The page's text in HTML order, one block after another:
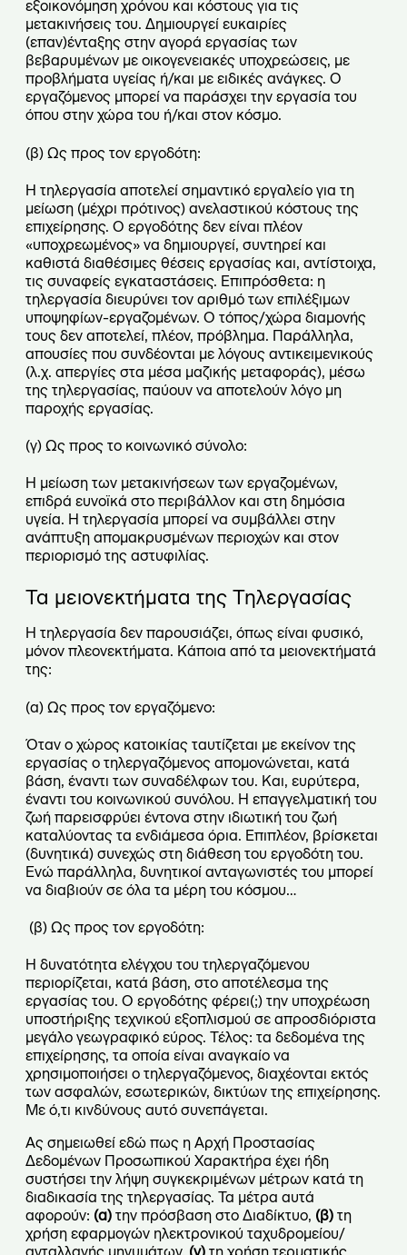
εξοικονόμηση χρόνου και κόστους για τις
μετακινήσεις του. Δημιουργεί ευκαιρίες
(επαν)ένταξης στην αγορά εργασίας των
βεβαρυμένων με οικογενειακές υποχρεώσεις, με
προβλήματα υγείας ή/και με ειδικές ανάγκες. Ο
εργαζόμενος μπορεί να παράσχει την εργασία του
όπου στην χώρα του ή/και στον κόσμο.
(β) Ως προς τον εργοδότη:
Η τηλεργασία αποτελεί σημαντικό εργαλείο για τη
μείωση (μέχρι πρότινος) ανελαστικού κόστους της
επιχείρησης. Ο εργοδότης δεν είναι πλέον
«υποχρεωμένος» να δημιουργεί, συντηρεί και
καθιστά διαθέσιμες θέσεις εργασίας και, αντίστοιχα,
τις συναφείς εγκαταστάσεις. Επιπρόσθετα: η
τηλεργασία διευρύνει τον αριθμό των επιλέξιμων
υποψηφίων-εργαζομένων. Ο τόπος/χώρα διαμονής
τους δεν αποτελεί, πλέον, πρόβλημα. Παράλληλα,
απουσίες που συνδέονται με λόγους αντικειμενικούς
(λ.χ. απεργίες στα μέσα μαζικής μεταφοράς), μέσω
της τηλεργασίας, παύουν να αποτελούν λόγο μη
παροχής εργασίας.
(γ) Ως προς το κοινωνικό σύνολο:
Η μείωση των μετακινήσεων των εργαζομένων,
επιδρά ευνοϊκά στο περιβάλλον και στη δημόσια
υγεία. Η τηλεργασία μπορεί να συμβάλλει στην
ανάπτυξη απομακρυσμένων περιοχών και στον
περιορισμό της αστυφιλίας.
Τα μειονεκτήματα της Τηλεργασίας
Η τηλεργασία δεν παρουσιάζει, όπως είναι φυσικό,
μόνον πλεονεκτήματα. Κάποια από τα μειονεκτήματά
της:
(α) Ως προς τον εργαζόμενο:
Όταν ο χώρος κατοικίας ταυτίζεται με εκείνον της
εργασίας ο τηλεργαζόμενος απομονώνεται, κατά
βάση, έναντι των συναδέλφων του. Και, ευρύτερα,
έναντι του κοινωνικού συνόλου. Η επαγγελματική του
ζωή παρεισφρύει έντονα στην ιδιωτική του ζωή
καταλύοντας τα ενδιάμεσα όρια. Επιπλέον, βρίσκεται
(δυνητικά) συνεχώς στη διάθεση του εργοδότη του.
Ενώ παράλληλα, δυνητικοί ανταγωνιστές του μπορεί
να διαβιούν σε όλα τα μέρη του κόσμου…
(β) Ως προς τον εργοδότη:
Η δυνατότητα ελέγχου του τηλεργαζόμενου
περιορίζεται, κατά βάση, στο αποτέλεσμα της
εργασίας του. Ο εργοδότης φέρει(;) την υποχρέωση
υποστήριξης τεχνικού εξοπλισμού σε απροσδιόριστα
μεγάλο γεωγραφικό εύρος. Τέλος: τα δεδομένα της
επιχείρησης, τα οποία είναι αναγκαίο να
χρησιμοποιήσει ο τηλεργαζόμενος, διαχέονται εκτός
των ασφαλών, εσωτερικών, δικτύων της επιχείρησης.
Με ό,τι κινδύνους αυτό συνεπάγεται.
Ας σημειωθεί εδώ πως η Αρχή Προστασίας
Δεδομένων Προσωπικού Χαρακτήρα έχει ήδη
συστήσει την λήψη συγκεκριμένων μέτρων κατά τη
διαδικασία της τηλεργασίας. Τα μέτρα αυτά
αφορούν: (α) την πρόσβαση στο Διαδίκτυο, (β) τη
χρήση εφαρμογών ηλεκτρονικού ταχυδρομείου/